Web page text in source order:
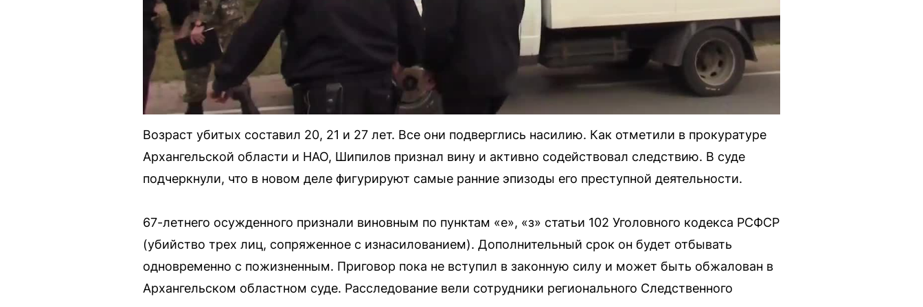
Возраст убитых составил 20, 21 и 27 лет. Все они подверглись насилию. Как отметили в прокуратуре
Архангельской области и НАО, Шипилов признал вину и активно содействовал следствию. В суде
подчеркнули, что в новом деле фигурируют самые ранние эпизоды его преступной деятельности.
67-летнего осужденного признали виновным по пунктам «е», «з» статьи 102 Уголовного кодекса РСФСР
(убийство трех лиц, сопряженное с изнасилованием). Дополнительный срок он будет отбывать
одновременно с пожизненным. Приговор пока не вступил в законную силу и может быть обжалован в
Архангельском областном суде. Расследование вели сотрудники регионального Следственного